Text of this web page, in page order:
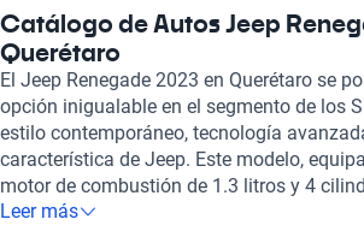
Catálogo de Autos Jeep
Querétaro
El Jeep Renegade 2023 en Querétaro se
opción inigualable en el segmento de los
estilo contemporáneo, tecnología
característica de Jeep. Este modelo,
motor de combustión de 1.3 litros y 4
potencia de hasta 173 hp, lo que garantiza
Leer más